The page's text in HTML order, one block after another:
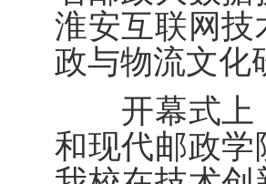
淮安互联网
政与物流文化
开幕式上，
和现代邮政